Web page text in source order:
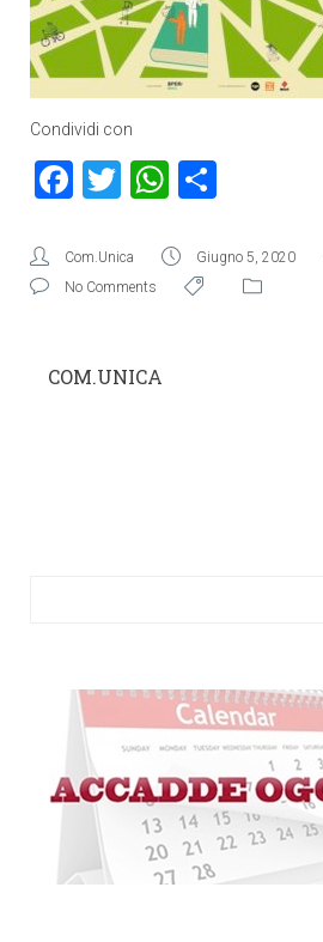
Condividi con
Facebook
TwitterWhatsApp
Com.Unica Giugno 5, 2020
No Comments
COM.UNICA